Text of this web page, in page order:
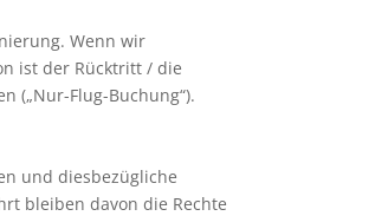
Wenn wir
ist der Rücktritt / die
(„Nur-Flug-Buchung“).
und diesbezügliche
bleiben davon die Rechte